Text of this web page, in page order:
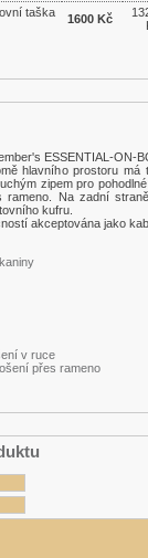
taška
1600 Kč
ESSENTIAL-ON-
hlavního prostoru má
zipem pro
rameno. Na zadní
kufru.
akceptována jako
v ruce
přes rameno